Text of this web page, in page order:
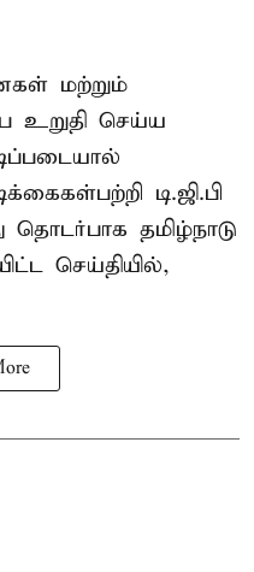
மற்றும்
உறுதி செய்ய
டி.ஜி.பி
தமிழ்நாடு
செய்தியில்,